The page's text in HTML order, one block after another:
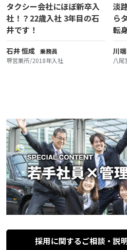
タクシー会社にほぼ新卒入
社！？22歳入社 3年目の石
井です！
石井 恒成
乗務員
堺営業所/2018年入社
淡
ら
転
川
八
採用に関するご相談・説